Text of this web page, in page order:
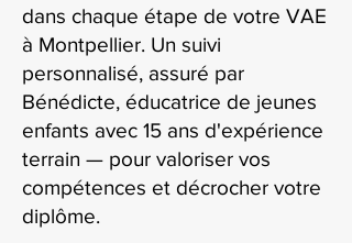
dans chaque étape de votre VAE
à Montpellier. Un suivi
personnalisé, assuré par
Bénédicte, éducatrice de jeunes
enfants avec 15 ans d'expérience
terrain — pour valoriser vos
compétences et décrocher votre
diplôme.